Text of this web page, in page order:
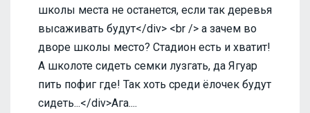
школы места не останется, если так деревья
высаживать будут</div> <br /> а зачем во
дворе школы место? Стадион есть и хватит!
А школоте сидеть семки лузгать, да Ягуар
пить пофиг где! Так хоть среди ёлочек будут
сидеть...</div>Ага....